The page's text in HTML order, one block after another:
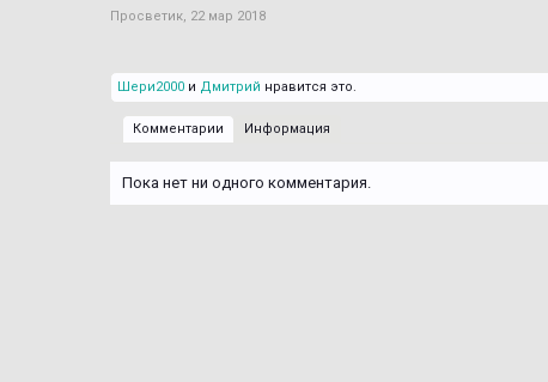
Просветик, 22 мар 2018
Шери2000 и Дмитрий нравится это.
Комментарии Информация
Пока нет ни одного комментария.